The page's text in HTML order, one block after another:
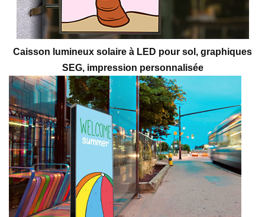
Caisson lumineux solaire à LED pour sol, graphiques
SEG, impression personnalisée